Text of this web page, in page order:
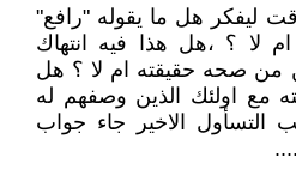
ليفكر هل ما يقوله "رافع"
لا ؟ ،هل هذا فيه انتهاك
من صحه حقيقته ام لا ؟ هل
مع اولئك الذين وصفهم له
التسأول الاخير جاء جواب